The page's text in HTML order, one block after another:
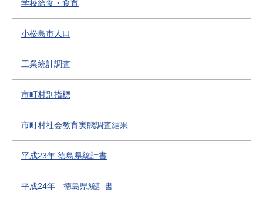
学校給食・食育
小松島市人口
工業統計調査
市町村別指標
市町村社会教育実態調査結果
平成23年 徳島県統計書
平成24年 徳島県統計書